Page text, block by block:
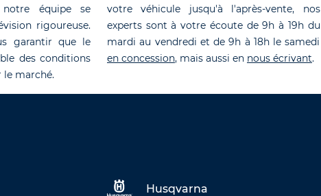
notre équipe se
rigoureuse.
garantir que le
des conditions
le marché.
votre véhicule jusqu'à l'après-vente, nos
experts sont à votre écoute de 9h à 19h du
mardi au vendredi et de 9h à 18h le samedi
en concession, mais aussi en nous écrivant.
Husqvarna